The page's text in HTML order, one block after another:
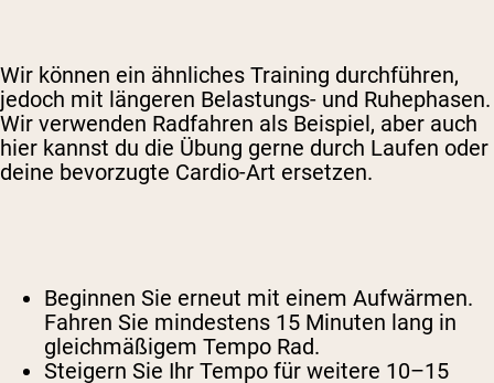
Wir können ein ähnliches Training durchführen,
jedoch mit längeren Belastungs- und Ruhephasen.
Wir verwenden Radfahren als Beispiel, aber auch
hier kannst du die Übung gerne durch Laufen oder
deine bevorzugte Cardio-Art ersetzen.
Beginnen Sie erneut mit einem Aufwärmen.
Fahren Sie mindestens 15 Minuten lang in
gleichmäßigem Tempo Rad.
Steigern Sie Ihr Tempo für weitere 10–15